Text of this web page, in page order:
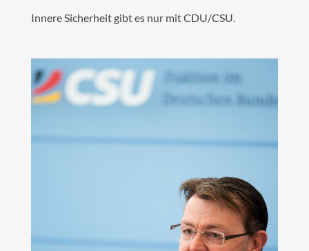
Innere Sicherheit gibt es nur mit CDU/CSU.